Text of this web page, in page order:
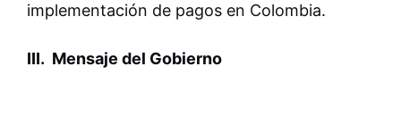
implementación de pagos en Colombia.
III. Mensaje del Gobierno